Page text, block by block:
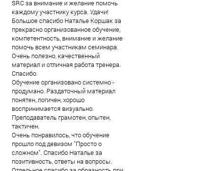
SRC за внимание и желание помочь
каждому участнику курса. Удачи!
Большое спасибо Наталье Коршак за
прекрасно организованное обучение,
компетентность, внимание и желание
помочь всем участникам семинара.
Очень полезно, качественный
материал и отличная работа тренера.
Спасибо.
Обучение организовано системно -
продумано. Раздаточный материал
понятен, логичен, хорошо
воспринимается визуально.
Преподаватель грамотен, опытен,
тактичен.
Очень понравилось, что обучение
прошло под девизом "Просто о
сложном". Спасибо Наталье за
позитивность, ответы на вопросы.